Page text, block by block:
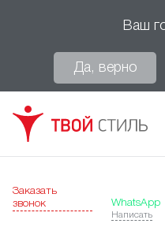
Ваш
Да, верно
Заказать
звонок
WhatsApp
Написать